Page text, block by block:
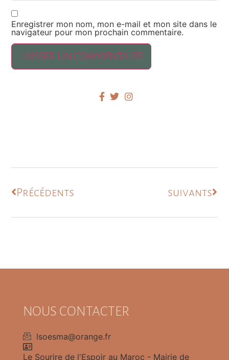
Enregistrer mon nom, mon e-mail et mon site dans le
navigateur pour mon prochain commentaire.
Précédents suivants
NOUS CONTACTER
lsoesma@orange.fr
Le Sourire de l'Espoir au Maroc - Mairie de